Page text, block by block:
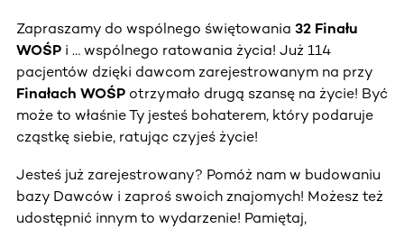
Zapraszamy do wspólnego świętowania 32 Finału
WOŚP i … wspólnego ratowania życia! Już 114
pacjentów dzięki dawcom zarejestrowanym na przy
Finałach WOŚP otrzymało drugą szansę na życie! Być
może to właśnie Ty jesteś bohaterem, który podaruje
cząstkę siebie, ratując czyjeś życie!
Jesteś już zarejestrowany? Pomóż nam w budowaniu
bazy Dawców i zaproś swoich znajomych! Możesz też
udostępnić innym to wydarzenie! Pamiętaj,